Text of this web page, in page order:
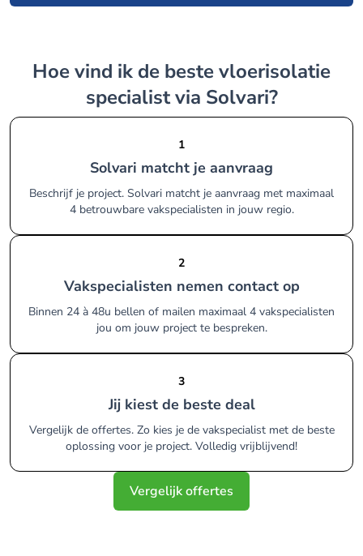
Hoe vind ik de beste vloerisolatie
specialist via Solvari?
1
Solvari matcht je aanvraag
Beschrijf je project. Solvari matcht je aanvraag met maximaal
4 betrouwbare vakspecialisten in jouw regio.
2
Vakspecialisten nemen contact op
Binnen 24 à 48u bellen of mailen maximaal 4 vakspecialisten
jou om jouw project te bespreken.
3
Jij kiest de beste deal
Vergelijk de offertes. Zo kies je de vakspecialist met de beste
oplossing voor je project. Volledig vrijblijvend!
Vergelijk offertes